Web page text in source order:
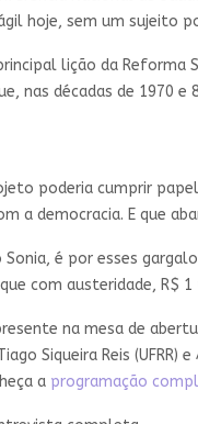
hoje, sem um sujeito
lição da
nas décadas de 1970
poderia cumprir
a democracia. E que
Sonia, é por esses
com austeridade, R$
na mesa de
Siqueira Reis
a programação